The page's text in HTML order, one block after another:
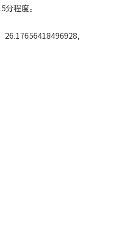
程度。